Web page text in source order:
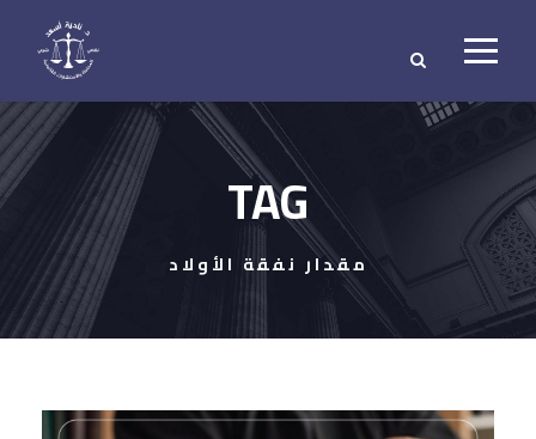
TAG
مقدار نفقة الأولاد